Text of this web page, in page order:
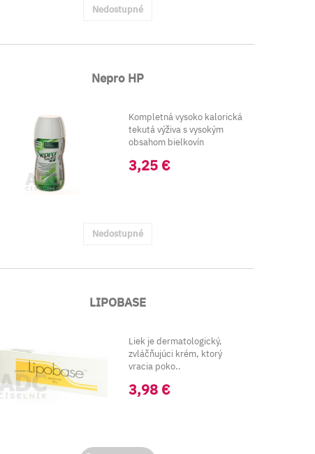
Nedostupné
Nepro HP
Kompletná vysoko kalorická
tekutá výživa s vysokým
obsahom bielkovín
3,25 €
Nedostupné
LIPOBASE
Liek je dermatologický,
zvláčňujúci krém, ktorý
vracia poko..
3,98 €